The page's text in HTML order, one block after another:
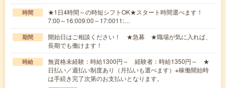
時間
★1日4時間～の時短シフトOK★スタート時間選べます！
7:00～16:009:00～17:0011:…
期間
開始日はご相談ください！ ★急募 ★職場が気に入れば、
長期でも働けます！
時給
無資格未経験：時給1300円～ 経験者：時給1350円～ ★
日払い／週払い制度あり（月払いも選べます）※稼働開始時
は手続き完了次第のお支払いとなります。